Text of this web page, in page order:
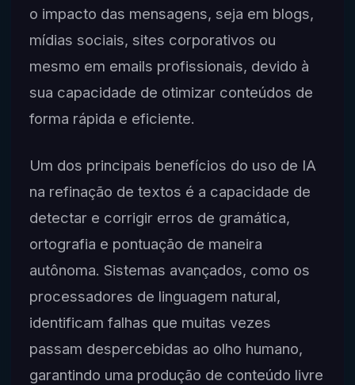
o impacto das mensagens, seja em blogs,
mídias sociais, sites corporativos ou
mesmo em emails profissionais, devido à
sua capacidade de otimizar conteúdos de
forma rápida e eficiente.
Um dos principais benefícios do uso de IA
na refinação de textos é a capacidade de
detectar e corrigir erros de gramática,
ortografia e pontuação de maneira
autônoma. Sistemas avançados, como os
processadores de linguagem natural,
identificam falhas que muitas vezes
passam despercebidas ao olho humano,
garantindo uma produção de conteúdo livre